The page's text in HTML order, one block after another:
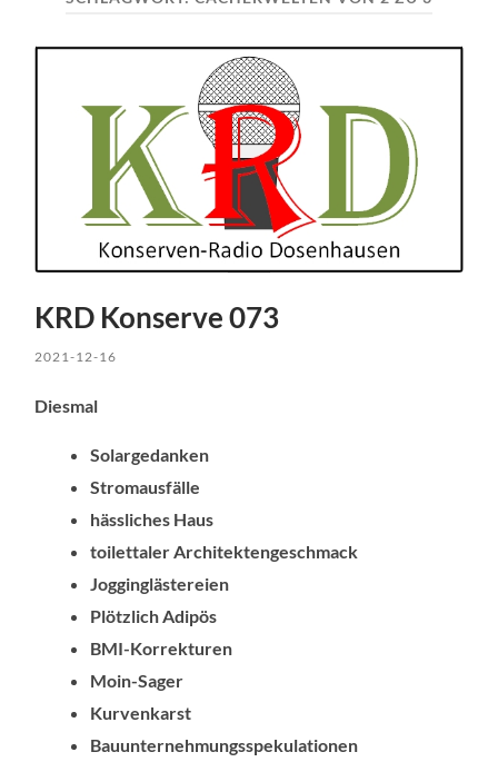
KRD Konserve 073
2021-12-16
Diesmal
Solargedanken
Stromausfälle
hässliches Haus
toilettaler Architektengeschmack
Jogginglästereien
Plötzlich Adipös
BMI-Korrekturen
Moin-Sager
Kurvenkarst
Bauunternehmungsspekulationen